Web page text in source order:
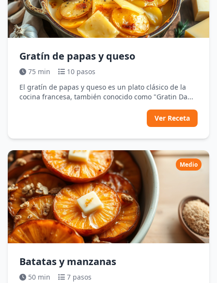
Gratín de papas y queso
75 min
10 pasos
El gratín de papas y queso es un plato clásico de la
cocina francesa, también conocido como "Gratin Da...
Ver Receta
Medio
Batatas y manzanas
50 min
7 pasos